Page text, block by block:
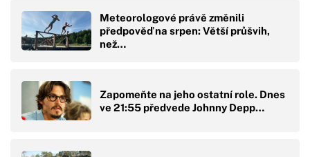
Meteorologové právě změnili
předpověď na srpen: Větší průšvih,
než…
Zapomeňte na jeho ostatní role. Dnes
ve 21:55 předvede Johnny Depp…